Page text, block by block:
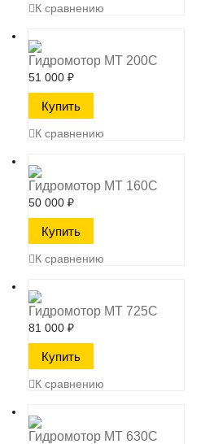
К сравнению
Гидромотор MT 200C
51 000 ₽
К сравнению
Гидромотор MT 160C
50 000 ₽
К сравнению
Гидромотор MT 725C
81 000 ₽
К сравнению
Гидромотор MT 630C